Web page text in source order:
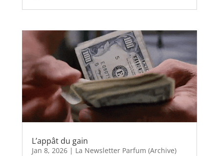
L’appât du gain
Jan 8, 2026| La Newsletter Parfum (Archive)